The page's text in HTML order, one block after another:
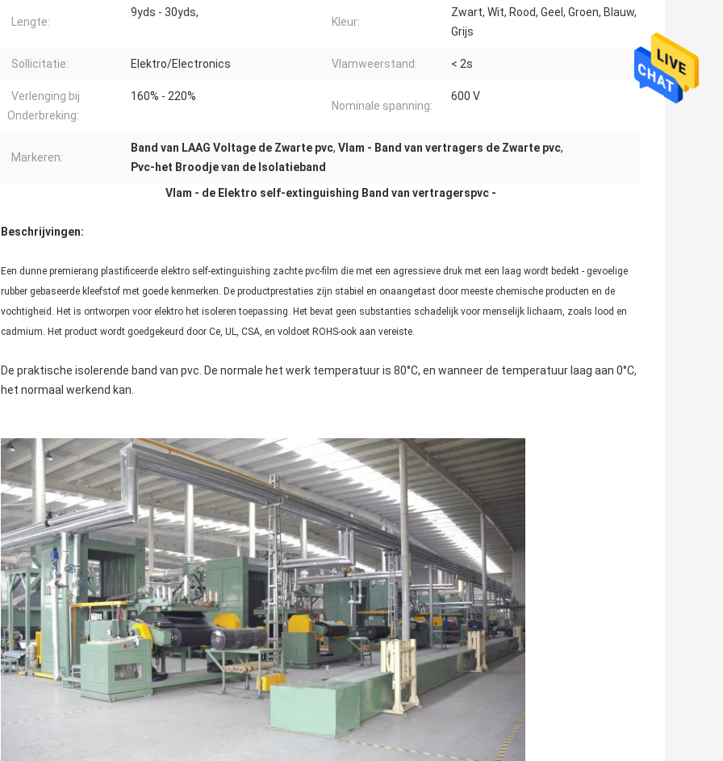
Lengte:
9yds - 30yds,
Kleur:
Zwart, Wit, Rood, Geel, Groen, Blauw,
Grijs
Sollicitatie: Elektro/Electronics Vlamweerstand: < 2s
Verlenging bij
Onderbreking:
160% - 220%
Nominale spanning:
600 V
Markeren:
Band van LAAG Voltage de Zwarte pvc, Vlam - Band van vertragers de Zwarte pvc,
Pvc-het Broodje van de Isolatieband
Vlam - de Elektro self-extinguishing Band van vertragerspvc -
Beschrijvingen:
Een dunne premierang plastificeerde elektro self-extinguishing zachte pvc-film die met een agressieve druk met een laag wordt bedekt - gevoelige
rubber gebaseerde kleefstof met goede kenmerken. De productprestaties zijn stabiel en onaangetast door meeste chemische producten en de
vochtigheid. Het is ontworpen voor elektro het isoleren toepassing. Het bevat geen substanties schadelijk voor menselijk lichaam, zoals lood en
cadmium. Het product wordt goedgekeurd door Ce, UL, CSA, en voldoet ROHS-ook aan vereiste.
De praktische isolerende band van pvc. De normale het werk temperatuur is 80°C, en wanneer de temperatuur laag aan 0°C,
het normaal werkend kan.